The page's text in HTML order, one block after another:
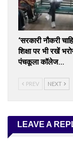
‘सरकारी नौकरी
शिक्षा पर भी रखें
पंचकूला कॉलेज…
PREV NEXT
LEAVE A